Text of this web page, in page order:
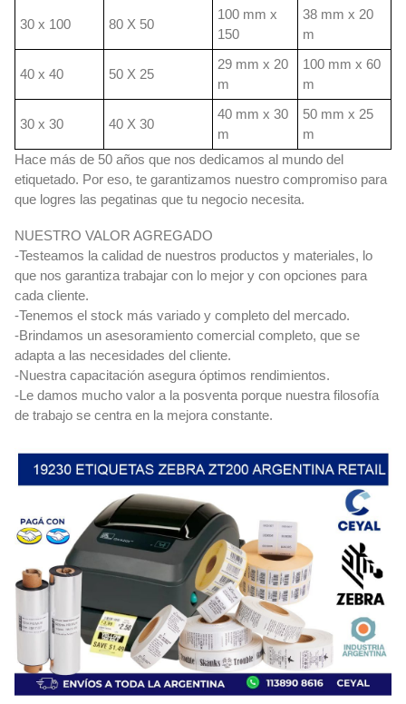
30 x 100 80 X 50
100 mm x
150
38 mm x 20
m
40 x 40 50 X 25
29 mm x 20
m
100 mm x 60
m
30 x 30 40 X 30
40 mm x 30
m
50 mm x 25
m
Hace más de 50 años que nos dedicamos al mundo del
etiquetado. Por eso, te garantizamos nuestro compromiso para
que logres las pegatinas que tu negocio necesita.
NUESTRO VALOR AGREGADO
-Testeamos la calidad de nuestros productos y materiales, lo
que nos garantiza trabajar con lo mejor y con opciones para
cada cliente.
-Tenemos el stock más variado y completo del mercado.
-Brindamos un asesoramiento comercial completo, que se
adapta a las necesidades del cliente.
-Nuestra capacitación asegura óptimos rendimientos.
-Le damos mucho valor a la posventa porque nuestra filosofía
de trabajo se centra en la mejora constante.